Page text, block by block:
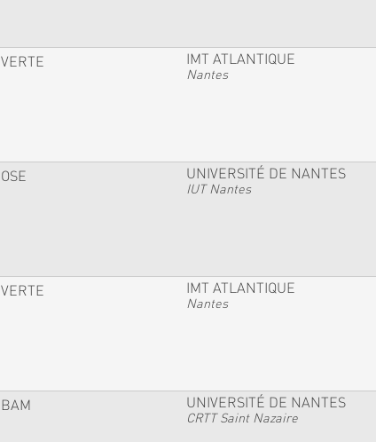
VERTE IMT ATLANTIQUE
Nantes
OSE UNIVERSITÉ DE NANTES
IUT Nantes
VERTE IMT ATLANTIQUE
Nantes
BAM UNIVERSITÉ DE NANTES
CRTT Saint Nazaire